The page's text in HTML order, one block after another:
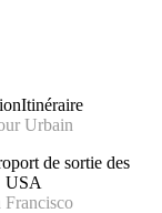
Itinéraire
Urbain
de sortie des
USA
Francisco